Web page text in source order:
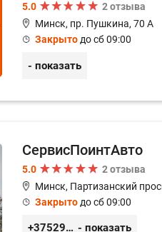
5.0
2 отзыва
Минск, пр. Пушкина, 70 А
Закрытодо сб 09:00
- показать
СервисПоинтАвто
5.0
2 отзыва
Минск, Партизанский
Закрытодо сб 09:00
+375296035003 - показать